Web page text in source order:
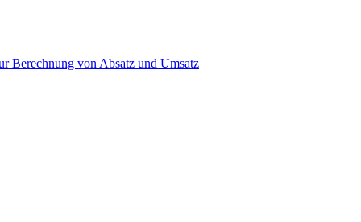
Berechnung von Absatz und Umsatz